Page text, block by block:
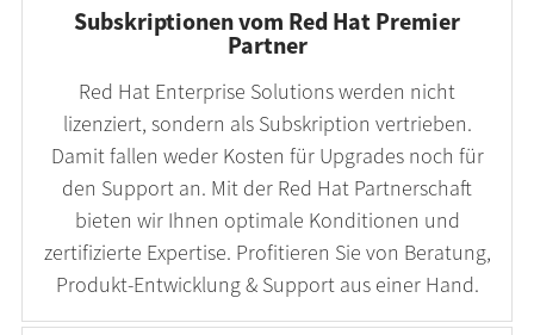
Subskriptionen vom Red Hat Premier
Partner
Red Hat Enterprise Solutions werden nicht
lizenziert, sondern als Subskription vertrieben.
Damit fallen weder Kosten für Upgrades noch für
den Support an. Mit der Red Hat Partnerschaft
bieten wir Ihnen optimale Konditionen und
zertifizierte Expertise. Profitieren Sie von Beratung,
Produkt-Entwicklung & Support aus einer Hand.